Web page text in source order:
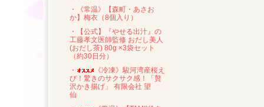
・《常温》【森町・あさお
か】梅衣（8個入り）
・【公式】『やせる出汁』の
工藤孝文医師監修 おだし美人
(おだし茶) 80g ×3袋セット
（約30日分）
・
《冷凍》駿河湾産桜え
び！驚きのサクサク感！「贅
沢かき揚げ」 有限会社 望
仙